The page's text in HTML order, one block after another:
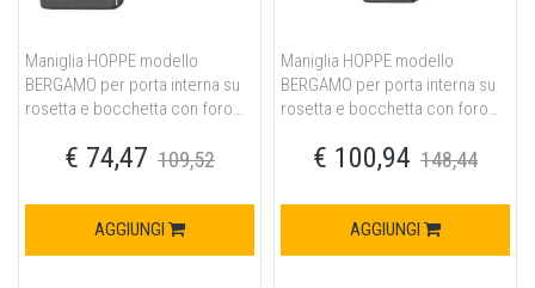
Maniglia HOPPE modello
BERGAMO per porta interna su
rosetta e bocchetta con foro
€ 74,47 109,52
AGGIUNGI
Maniglia HOPPE modello
BERGAMO per porta interna su
rosetta e bocchetta con foro
satinato€ 100,94 148,44
AGGIUNGI